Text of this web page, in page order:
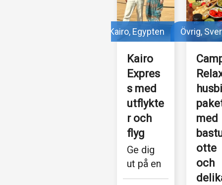
Kairo, Egypten
Kairo
Expres
s med
utflykte
r och
flyg
Ge dig
ut på en
egyptisk
Övrig,
med
otte
och